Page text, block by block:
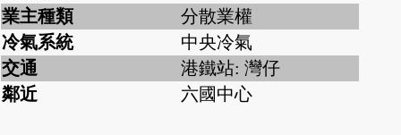
業主種類
分散業權
冷氣系統
中央冷氣
交通
港鐵站: 灣仔
鄰近
六國中心